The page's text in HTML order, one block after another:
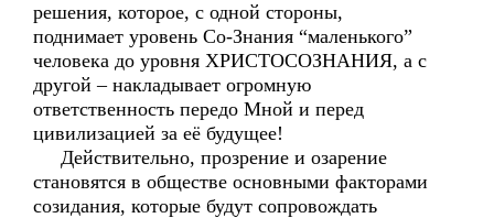
решения, которое, с одной стороны,
поднимает уровень Со-Знания “маленького”
человека до уровня ХРИСТОСОЗНАНИЯ, а с
другой – накладывает огромную
ответственность передо Мной и перед
цивилизацией за её будущее!
Действительно, прозрение и озарение
становятся в обществе основными факторами
созидания, которые будут сопровождать